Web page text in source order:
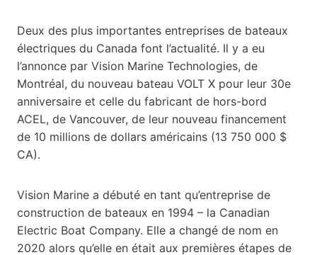
Deux des plus importantes entreprises de bateaux
électriques du Canada font l’actualité. Il y a eu
l’annonce par Vision Marine Technologies, de
Montréal, du nouveau bateau VOLT X pour leur 30e
anniversaire et celle du fabricant de hors-bord
ACEL, de Vancouver, de leur nouveau financement
de 10 millions de dollars américains (13 750 000 $
CA).
Vision Marine a débuté en tant qu’entreprise de
construction de bateaux en 1994 – la Canadian
Electric Boat Company. Elle a changé de nom en
2020 alors qu’elle en était aux premières étapes de